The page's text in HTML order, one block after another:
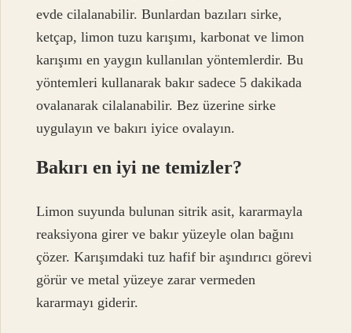
evde cilalanabilir. Bunlardan bazıları sirke,
ketçap, limon tuzu karışımı, karbonat ve limon
karışımı en yaygın kullanılan yöntemlerdir. Bu
yöntemleri kullanarak bakır sadece 5 dakikada
ovalanarak cilalanabilir. Bez üzerine sirke
uygulayın ve bakırı iyice ovalayın.
Bakırı en iyi ne temizler?
Limon suyunda bulunan sitrik asit, kararmayla
reaksiyona girer ve bakır yüzeyle olan bağını
çözer. Karışımdaki tuz hafif bir aşındırıcı görevi
görür ve metal yüzeye zarar vermeden
kararmayı giderir.